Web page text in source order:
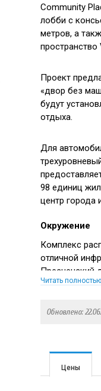
Community
лобби с
метров, а
пространство
Проект
«двор без
будут
отдыха.
Для
98 единиц
центр города
Окружение
Комплекс
отличной
Пресненский
лечебные
планетарий.
Читать полностью
Обновлено:
Цены